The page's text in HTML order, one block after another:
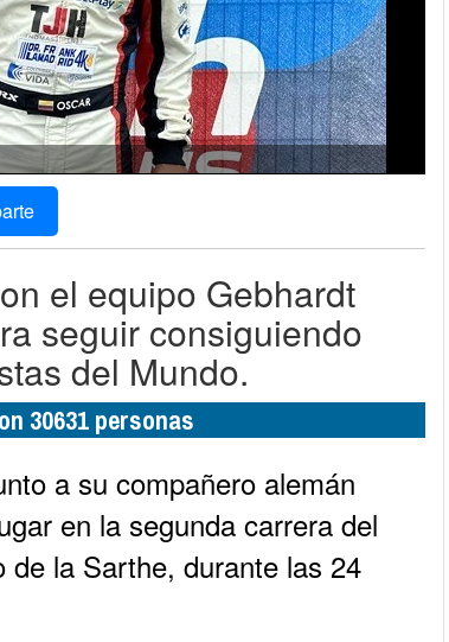
el equipo Gebhardt
seguir consiguiendo
del Mundo.
30631 personas
a su compañero alemán
en la segunda carrera del
de la Sarthe, durante las 24